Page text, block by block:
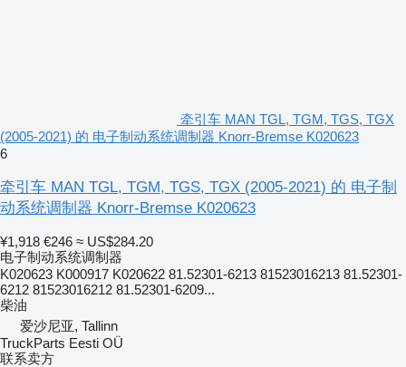
牵引车 MAN TGL, TGM, TGS, TGX
(2005-2021) 的 电子制动系统调制器 Knorr-Bremse K020623
6
牵引车 MAN TGL, TGM, TGS, TGX (2005-2021) 的 电子制
动系统调制器 Knorr-Bremse K020623
¥1,918 €246 ≈ US$284.20
电子制动系统调制器
K020623 K000917 K020622 81.52301-6213 81523016213 81.52301-
6212 81523016212 81.52301-6209...
柴油
爱沙尼亚, Tallinn
TruckParts Eesti OÜ
联系卖方